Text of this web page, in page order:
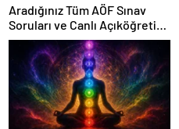
Aradığınız Tüm AÖF Sınav
Soruları ve Canlı Açıköğretim
Forumu Burada